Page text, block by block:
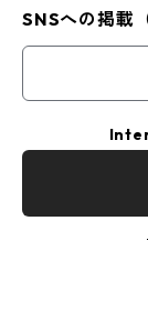
SNSへの掲載